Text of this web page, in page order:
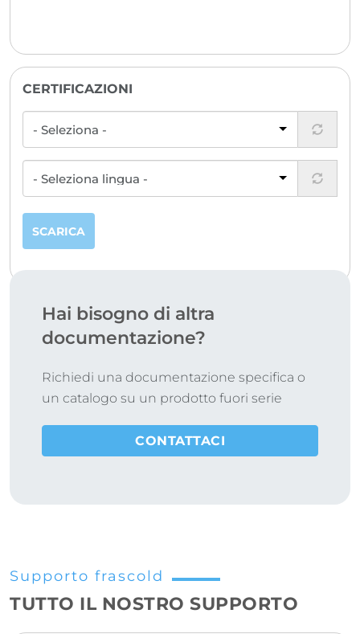
CERTIFICAZIONI
SCARICA
Hai bisogno di altra
documentazione?
Richiedi una documentazione specifica o
un catalogo su un prodotto fuori serie
CONTATTACI
Supporto frascold
TUTTO IL NOSTRO SUPPORTO